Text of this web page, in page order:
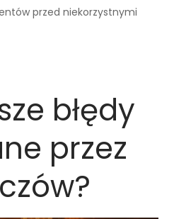
przed niekorzystnymi
błędy
przez